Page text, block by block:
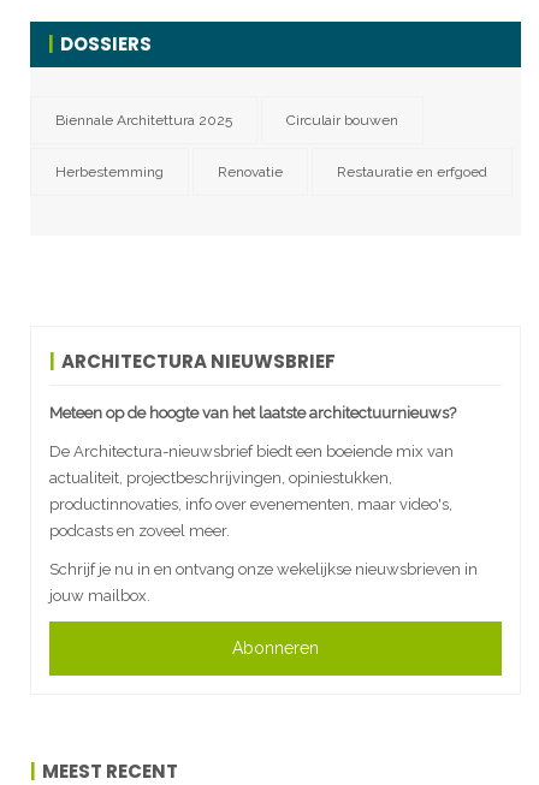
DOSSIERS
Biennale Architettura 2025 Circulair bouwen
Herbestemming Renovatie Restauratie en erfgoed
ARCHITECTURA NIEUWSBRIEF
Meteen op de hoogte van het laatste architectuurnieuws?
De Architectura-nieuwsbrief biedt een boeiende mix van
actualiteit, projectbeschrijvingen, opiniestukken,
productinnovaties, info over evenementen, maar video's,
podcasts en zoveel meer.
Schrijf je nu in en ontvang onze wekelijkse nieuwsbrieven in
jouw mailbox.
Abonneren
MEEST RECENT